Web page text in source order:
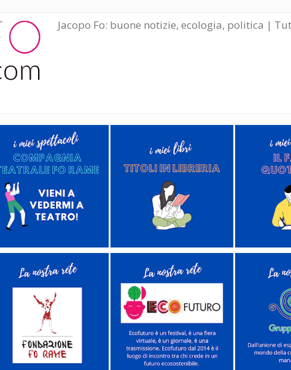
Jacopo Fo: buone notizie, ecologia, politica |